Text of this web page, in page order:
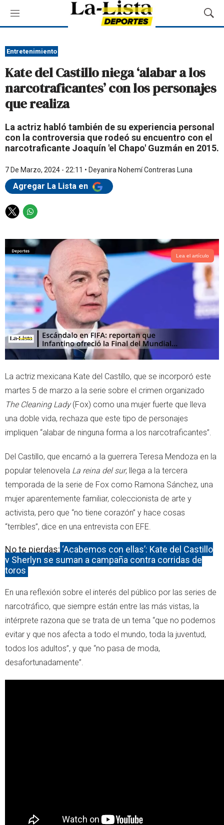
M
e
ú
M
o
B
q
u
e
d
Entretenimiento
Kate del Castillo niega ‘alabar a los
narcotraficantes’ con los personajes
que realiza
La actriz habló también de su experiencia personal
con la controversia que rodeó su encuentro con el
narcotraficante Joaquín 'el Chapo' Guzmán en 2015.
7 De Marzo, 2024 - 22:11 • Deyanira Nohemí Contreras Luna
Agregar La Lista en
T
i
t
t
e
r
W
a
t
s
a
p
p
Lea el artículo
La actriz mexicana Kate del Castillo, que se incorporó este
martes 5 de marzo a la serie sobre el crimen organizado
The Cleaning Lady(Fox) como una mujer fuerte que lleva
una doble vida, rechaza que este tipo de personajes
impliquen “alabar de ninguna forma a los narcotraficantes”.
Del Castillo, que encarnó a la guerrera Teresa Mendoza en la
popular telenovela La reina del sur, llega a la tercera
temporada de la serie de Fox como Ramona Sánchez, una
mujer aparentemente familiar, coleccionista de arte y
activista, pero que “no tiene corazón” y hace cosas
“terribles”, dice en una entrevista con EFE.
No te pierdas: ‘Acabemos con ellas’: Kate del Castillo
y Sherlyn se suman a campaña contra corridas de
toros
En una reflexión sobre el interés del público por las series de
narcotráfico, que siempre están entre las más vistas, la
intérprete razona que se trata de un tema “que no podemos
evitar y que nos afecta a todo el mundo, toda la juventud,
todos los adultos”, y que “no pasa de moda,
desafortunadamente”.